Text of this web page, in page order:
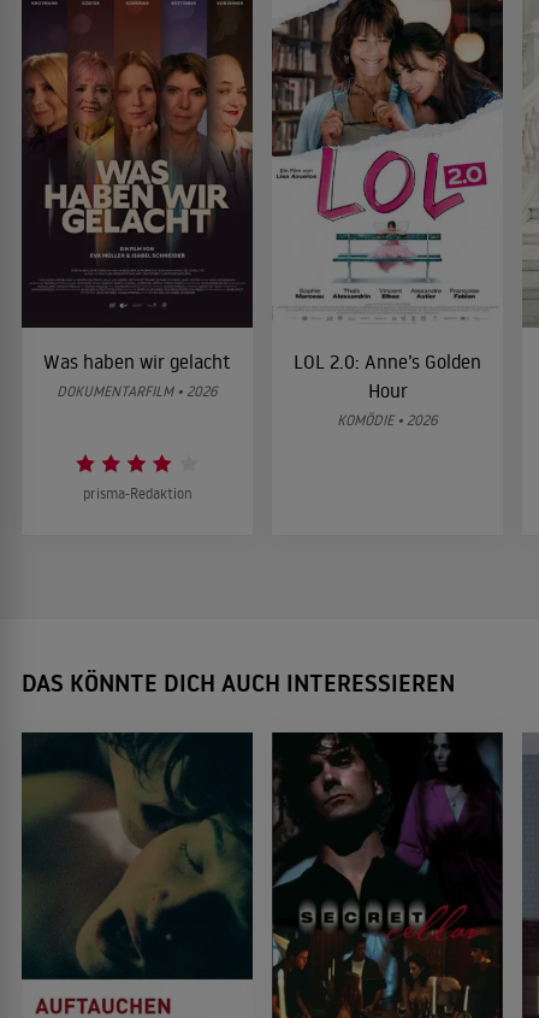
Was haben wir gelacht
DOKUMENTARFILM • 2026
prisma-Redaktion
LOL 2.0: Anne’s Golden
Hour
KOMÖDIE • 2026
DAS KÖNNTE DICH AUCH INTERESSIEREN